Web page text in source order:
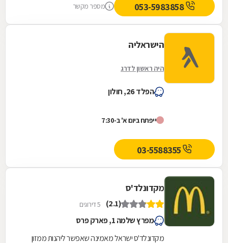
053-5983858 מספר מקשר
הישראליה
היה ראשון לדרג
הפלד 26, חולון
ייפתח ביום א' ב-7:30
03-5588355
מקדונלד'ס
(2.1) 5 דירוגים
מפרץ שלמה 1, פארק פרס
מקדונלד'ס ישראל מאמינה שאפשר ליהנות ממזון